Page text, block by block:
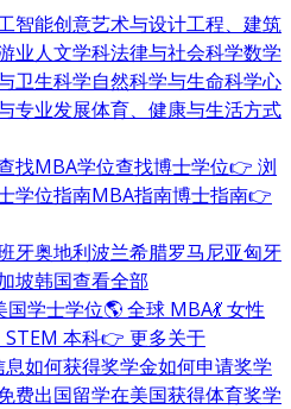
智能创意艺术与设计工程、建筑
业人文学科法律与社会科学数学
卫生科学自然科学与生命科学心
专业发展体育、健康与生活方式
找MBA学位查找博士学位👉 浏
学位指南MBA指南博士指南👉
牙奥地利波兰希腊罗马尼亚匈牙
坡韩国查看全部
国学士学位🌎 全球 MBA💃 女性
STEM 本科👉 更多关于
息如何获得奖学金如何申请奖学
费出国留学在美国获得体育奖学